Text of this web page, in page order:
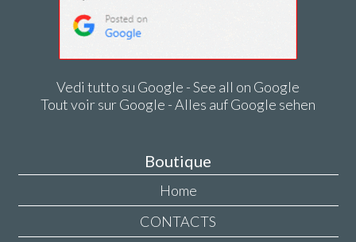
Vedi tutto su Google - See all on Google
Tout voir sur Google - Alles auf Google sehen
Boutique
Home
CONTACTS